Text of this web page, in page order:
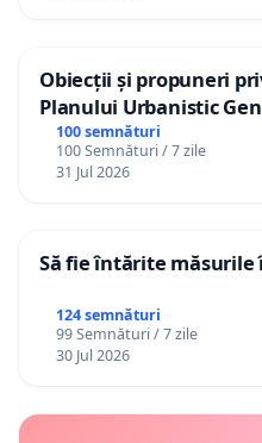
Obiecții și propuneri
Planului Urbanistic
100 semnături
100 Semnături / 7 zile
31 Jul 2026
Să fie întărite
124 semnături
99 Semnături / 7 zile
30 Jul 2026